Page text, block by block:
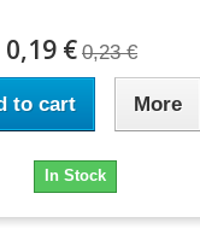
0,19 € 0,23 €
to cart More
In Stock